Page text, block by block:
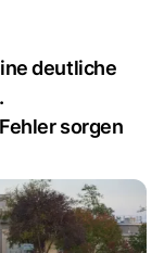
deutliche
sorgen